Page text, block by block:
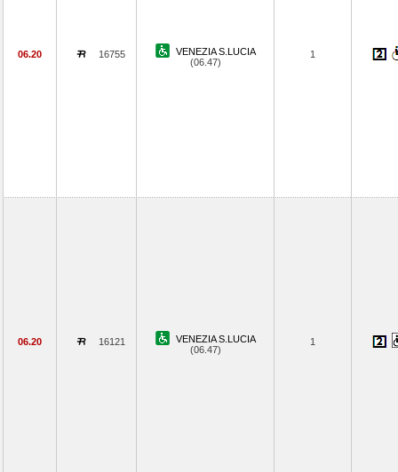
06.20 16755
VENEZIA S.LUCIA
(06.47)
1
06.20 16121
VENEZIA S.LUCIA
(06.47)
1